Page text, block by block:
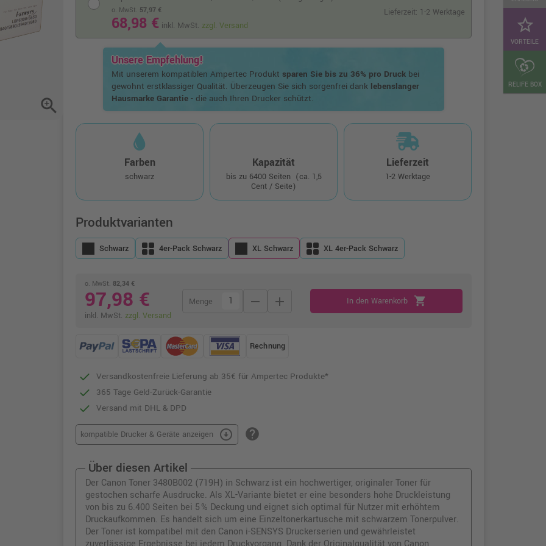
star_border
VORTEILE
RELIFE BOX
zoom_in
o. MwSt. 57,97 €
68,98 € inkl. MwSt. zzgl. Versand
Lieferzeit: 1-2 Werktage
Unsere Empfehlung!
Mit unserem kompatiblen Ampertec Produkt sparen Sie bis zu 36% pro Druck bei
gewohnt erstklassiger Qualität. Überzeugen Sie sich sorgenfrei dank lebenslanger
Hausmarke Garantie - die auch Ihren Drucker schützt.
Farben
schwarz
Kapazität
bis zu 6400 Seiten (ca. 1,5
Cent / Seite)
Lieferzeit
1-2 Werktage
Produktvarianten
Schwarz 4er-Pack Schwarz XL Schwarz XL 4er-Pack Schwarz
o. MwSt. 82,34 €
97,98 €
inkl. MwSt. zzgl. Versand
Menge remove add In den Warenkorb shopping_cart
Rechnung
Versandkostenfreie Lieferung ab 35€ für Ampertec Produkte*
365 Tage Geld-Zurück-Garantie
Versand mit DHL & DPD
kompatible Drucker & Geräte anzeigen arrow_circle_down help
Über diesen Artikel
Der Canon Toner 3480B002 (719H) in Schwarz ist ein hochwertiger, originaler Toner für
gestochen scharfe Ausdrucke. Als XL-Variante bietet er eine besonders hohe Druckleistung
von bis zu 6.400 Seiten bei 5 % Deckung und eignet sich optimal für Nutzer mit erhöhtem
Druckaufkommen. Es handelt sich um eine Einzeltonerkartusche mit schwarzem Tonerpulver.
Der Toner ist kompatibel mit den Canon i-SENSYS Druckerserien und gewährleistet